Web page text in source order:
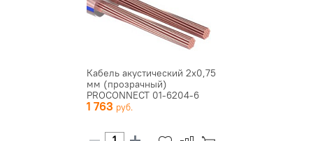
Кабель акустический 2х0,75
мм (прозрачный)
PROCONNECT 01-6204-6
1 763